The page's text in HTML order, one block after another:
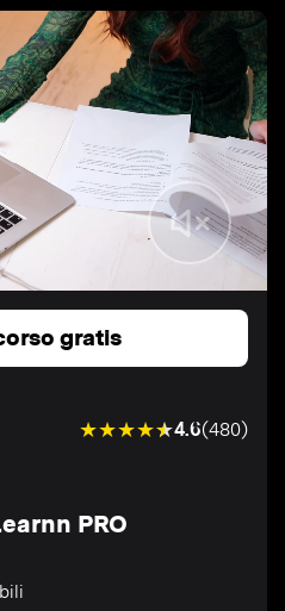
gratis
4.6(480)
PRO